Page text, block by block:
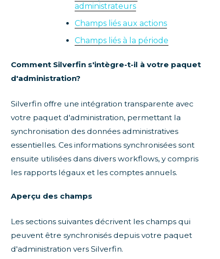
administrateurs
Champs liés aux actions
Champs liés à la période
Comment Silverfin s'intègre-t-il à votre paquet
d'administration?
Silverfin offre une intégration transparente avec
votre paquet d'administration, permettant la
synchronisation des données administratives
essentielles. Ces informations synchronisées sont
ensuite utilisées dans divers workflows, y compris
les rapports légaux et les comptes annuels.
Aperçu des champs
Les sections suivantes décrivent les champs qui
peuvent être synchronisés depuis votre paquet
d'administration vers Silverfin.